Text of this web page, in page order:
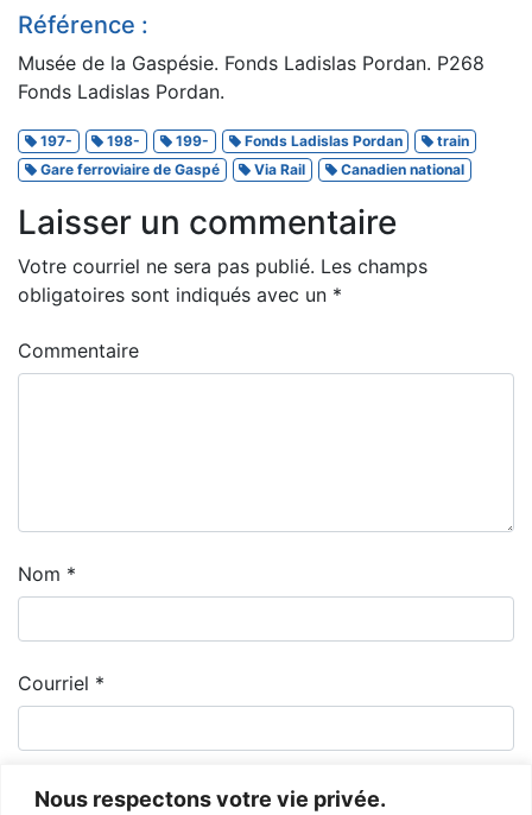
Nous respectons votre vie privée.
Référence :
Musée de la Gaspésie. Fonds Ladislas Pordan. P268
Fonds Ladislas Pordan.
197- 198- 199- Fonds Ladislas Pordan
train
Gare ferroviaire de Gaspé
Via Rail Canadien national
Laisser un commentaire
Votre courriel ne sera pas publié. Les champs
obligatoires sont indiqués avec un *
Commentaire
Nom *
Courriel *